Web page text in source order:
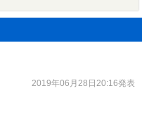
2019年06月28日20:16発表